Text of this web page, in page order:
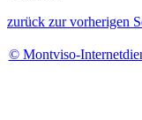
zurück zur vorherigen
© Montviso-